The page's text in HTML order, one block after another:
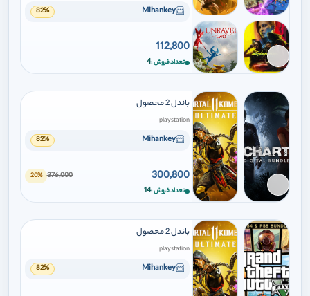
برای افزودن وارد شوید
Mihankey
82%
112,800
تعداد فروش 4
برای افزودن وارد شوید
باندل 2 محصول
playstation
Mihankey
82%
300,800
376,000
20%
تعداد فروش 14
باندل 2 محصول
playstation
Mihankey
82%